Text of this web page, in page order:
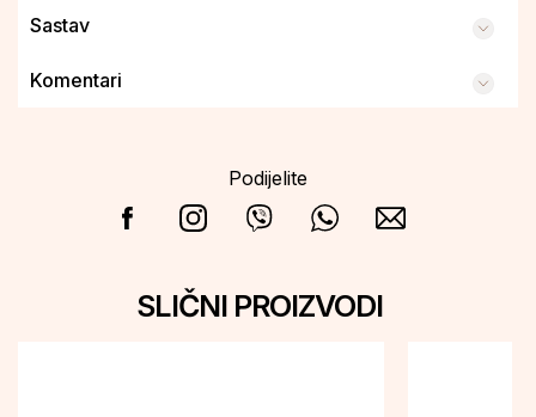
Sastav
Komentari
Podijelite
SLIČNI PROIZVODI